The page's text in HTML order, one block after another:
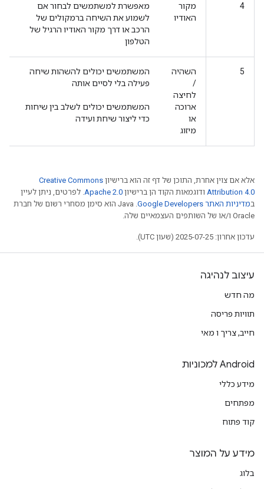
4
מקור
האודיו
מאפשרת למשתמשים לבחור אם
לשמוע את השיחה ברמקולים של
הרכב או דרך מקור האודיו הרגיל של
הטלפון
5
השהיה
/
לחיצה
ארוכה
או
מיזוג
המשתמשים יכולים להשהות שיחה
פעילה בלי לסיים אותה
המשתמשים יכולים לשלב בין שיחות
כדי ליצור שיחת ועידה
אלא אם צוין אחרת, התוכן של דף זה הוא ברישיון Creative Commons
Attribution 4.0 ודוגמאות הקוד הן ברישיון Apache 2.0 . לפרטים, ניתן לעיין
במדיניות האתר Google Developers‏
.‏ Java הוא סימן מסחרי רשום של חברת
Oracle ו/או של השותפים העצמאיים שלה.
עדכון אחרון: 2025-07-25 (שעון UTC).
עיצוב לנהיגה
מה חדש
תוויות פריסה
חייב, צריך ו מאי
Android למכוניות
מידע כללי
מפתחים
קוד פתוח
מידע על המוצר
בלוג